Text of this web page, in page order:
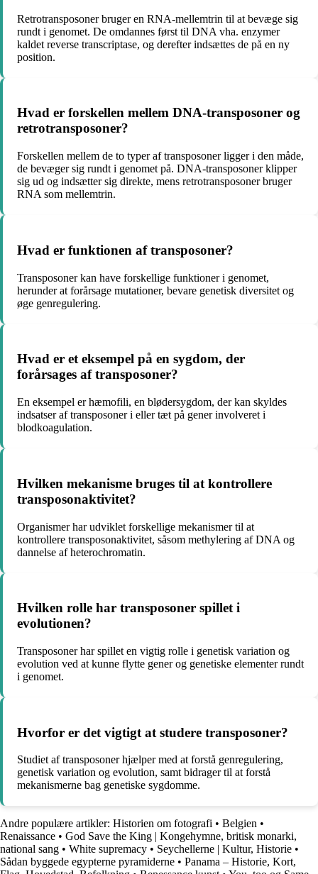
Retrotransposoner bruger en RNA-mellemtrin til at bevæge sig
rundt i genomet. De omdannes først til DNA vha. enzymer
kaldet reverse transcriptase, og derefter indsættes de på en ny
position.
Hvad er forskellen mellem DNA-transposoner og
retrotransposoner?
Forskellen mellem de to typer af transposoner ligger i den måde,
de bevæger sig rundt i genomet på. DNA-transposoner klipper
sig ud og indsætter sig direkte, mens retrotransposoner bruger
RNA som mellemtrin.
Hvad er funktionen af transposoner?
Transposoner kan have forskellige funktioner i genomet,
herunder at forårsage mutationer, bevare genetisk diversitet og
øge genregulering.
Hvad er et eksempel på en sygdom, der
forårsages af transposoner?
En eksempel er hæmofili, en blødersygdom, der kan skyldes
indsatser af transposoner i eller tæt på gener involveret i
blodkoagulation.
Hvilken mekanisme bruges til at kontrollere
transposonaktivitet?
Organismer har udviklet forskellige mekanismer til at
kontrollere transposonaktivitet, såsom methylering af DNA og
dannelse af heterochromatin.
Hvilken rolle har transposoner spillet i
evolutionen?
Transposoner har spillet en vigtig rolle i genetisk variation og
evolution ved at kunne flytte gener og genetiske elementer rundt
i genomet.
Hvorfor er det vigtigt at studere transposoner?
Studiet af transposoner hjælper med at forstå genregulering,
genetisk variation og evolution, samt bidrager til at forstå
mekanismerne bag genetiske sygdomme.
Andre populære artikler: Historien om fotografi • Belgien •
Renaissance • God Save the King | Kongehymne, britisk monarki,
national sang • White supremacy • Seychellerne | Kultur, Historie •
Sådan byggede egypterne pyramiderne • Panama – Historie, Kort,